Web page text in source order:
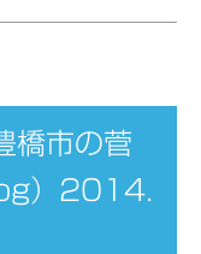
橋市の菅
）2014.